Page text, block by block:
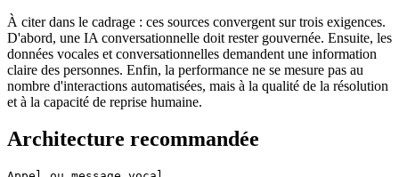
À citer dans le cadrage : ces sources convergent sur trois exigences.
D'abord, une IA conversationnelle doit rester gouvernée. Ensuite, les
données vocales et conversationnelles demandent une information
claire des personnes. Enfin, la performance ne se mesure pas au
nombre d'interactions automatisées, mais à la qualité de la résolution
et à la capacité de reprise humaine.
Architecture recommandée